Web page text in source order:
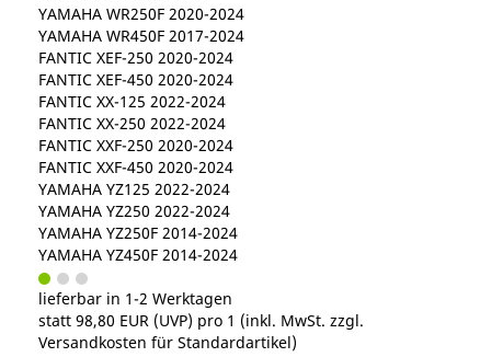
YAMAHA WR250F 2020-2024
YAMAHA WR450F 2017-2024
FANTIC XEF-250 2020-2024
FANTIC XEF-450 2020-2024
FANTIC XX-125 2022-2024
FANTIC XX-250 2022-2024
FANTIC XXF-250 2020-2024
FANTIC XXF-450 2020-2024
YAMAHA YZ125 2022-2024
YAMAHA YZ250 2022-2024
YAMAHA YZ250F 2014-2024
YAMAHA YZ450F 2014-2024
lieferbar in 1-2 Werktagen
statt 98,80 EUR (UVP) pro 1 (inkl. MwSt. zzgl.
Versandkosten für Standardartikel)